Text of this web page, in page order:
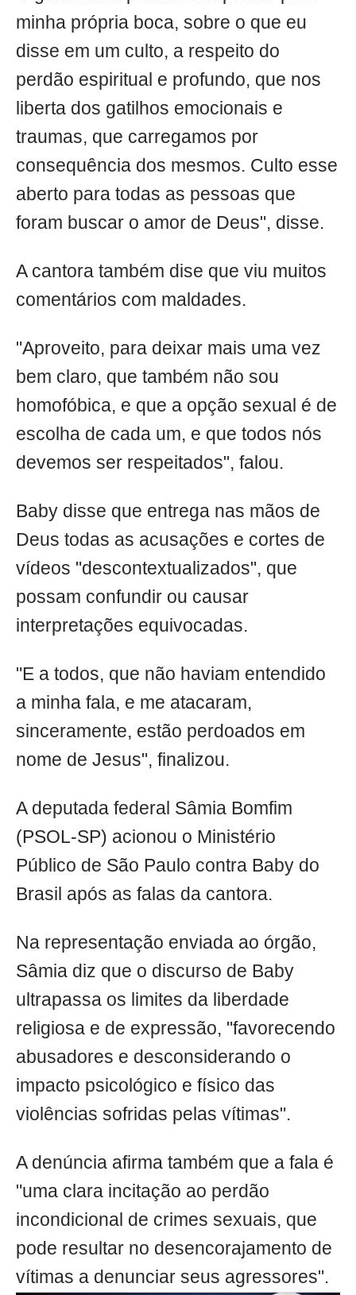
minha própria boca, sobre o que eu
disse em um culto, a respeito do
perdão espiritual e profundo, que nos
liberta dos gatilhos emocionais e
traumas, que carregamos por
consequência dos mesmos. Culto esse
aberto para todas as pessoas que
foram buscar o amor de Deus", disse.
A cantora também dise que viu muitos
comentários com maldades.
"Aproveito, para deixar mais uma vez
bem claro, que também não sou
homofóbica, e que a opção sexual é de
escolha de cada um, e que todos nós
devemos ser respeitados", falou.
Baby disse que entrega nas mãos de
Deus todas as acusações e cortes de
vídeos "descontextualizados", que
possam confundir ou causar
interpretações equivocadas.
"E a todos, que não haviam entendido
a minha fala, e me atacaram,
sinceramente, estão perdoados em
nome de Jesus", finalizou.
A deputada federal Sâmia Bomfim
(PSOL-SP) acionou o Ministério
Público de São Paulo contra Baby do
Brasil após as falas da cantora.
Na representação enviada ao órgão,
Sâmia diz que o discurso de Baby
ultrapassa os limites da liberdade
religiosa e de expressão, "favorecendo
abusadores e desconsiderando o
impacto psicológico e físico das
violências sofridas pelas vítimas".
A denúncia afirma também que a fala é
"uma clara incitação ao perdão
incondicional de crimes sexuais, que
pode resultar no desencorajamento de
vítimas a denunciar seus agressores".